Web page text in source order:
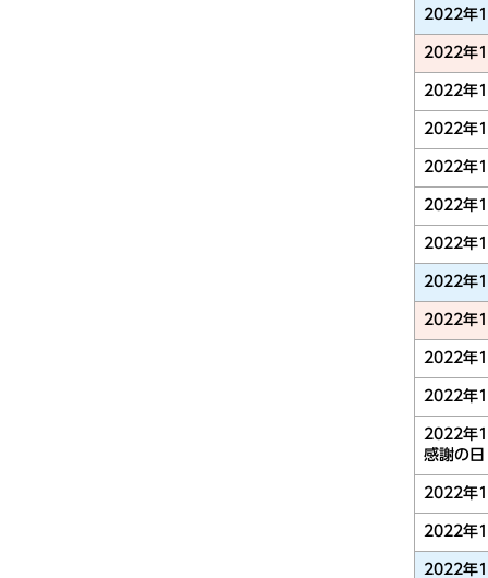
2022年
2022年
2022年
2022年
2022年
2022年
2022年
2022年
2022年
2022年
2022年
2022年
感謝の日
2022年
2022年
2022年